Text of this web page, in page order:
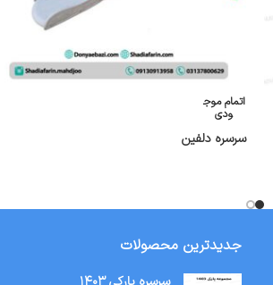
اتمام موج
ودی
سرسره دلفین
جدیدترین محصولات